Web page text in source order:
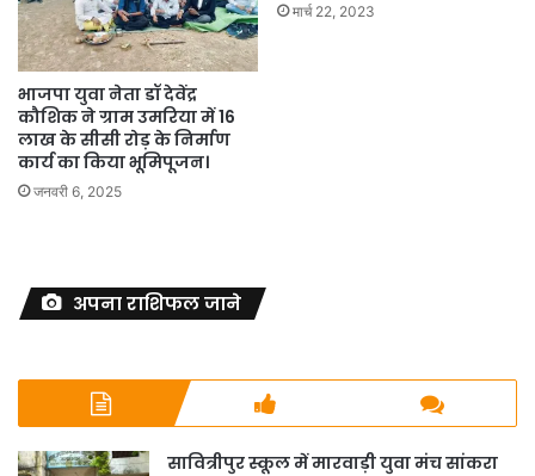
भाजपा युवा नेता डॉ देवेंद्र
कौशिक ने ग्राम उमरिया में 16
लाख के सीसी रोड़ के निर्माण
कार्य का किया भूमिपूजन।
जनवरी 6, 2025
मार्च 22, 2023
अपना राशिफल जाने
सावित्रीपुर स्कूल में मारवाड़ी युवा मंच सांकरा